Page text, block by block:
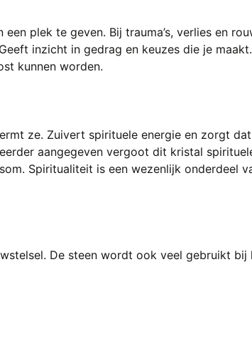
plek te geven. Bij trauma’s, verlies en
inzicht in gedrag en keuzes die je
kunnen worden.
ze. Zuivert spirituele energie en zorgt
aangegeven vergoot dit kristal
Spiritualiteit is een wezenlijk onderdeel
De steen wordt ook veel gebruikt